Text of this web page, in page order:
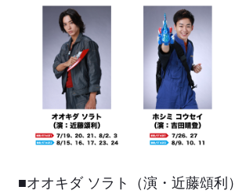
■オオキダ ソラト（演・近藤頌利）